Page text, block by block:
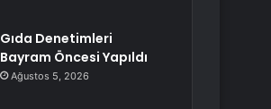
Gıda Denetimleri
Bayram Öncesi Yapıldı
Ağustos 5, 2026